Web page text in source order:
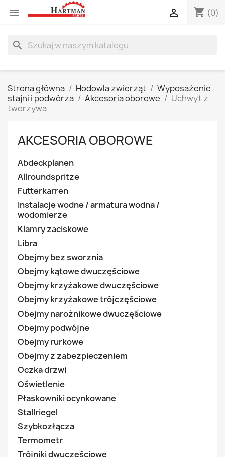
 shopping_cart (0)

search
Strona główna Hodowla zwierząt
Wyposażenie
stajni i podwórza
Akcesoria oborowe
Uchwyt z
tworzywa
AKCESORIA OBOROWE
Abdeckplanen
Allroundspritze
Futterkarren
Instalacje wodne / armatura wodna /
wodomierze
Klamry zaciskowe
Libra
Obejmy bez sworznia
Obejmy kątowe dwuczęściowe
Obejmy krzyżakowe dwuczęściowe
Obejmy krzyżakowe trójczęściowe
Obejmy narożnikowe dwuczęściowe
Obejmy podwójne
Obejmy rurkowe
Obejmy z zabezpieczeniem
Oczka drzwi
Oświetlenie
Płaskowniki ocynkowane
Stallriegel
Szybkozłącza
Termometr
Trójniki dwuczęściowe